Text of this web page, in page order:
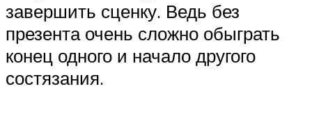
завершить сценку. Ведь без
презента очень сложно обыграть
конец одного и начало другого
состязания.